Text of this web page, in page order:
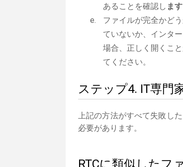
あることを確認し ます
ファイルが完全かど
ていないか、インタ
場合、正しく開くこ
てください。
ステップ4. IT専門
上記の方法がすべて失敗し
必要があります。
RTCに類似したフ